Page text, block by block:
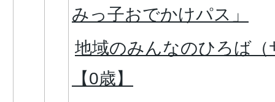
みっ子おでかけパス」
地域のみんなのひろば
【0歳】